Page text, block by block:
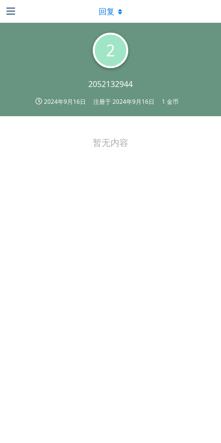
2
2052132944
2024年9月16日 注册于2024年9月16日 1 金币
回复
暂无内容